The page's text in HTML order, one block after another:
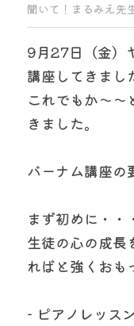
聞いて！まるみえ先
9月27日（金）
講座してきまし
これでもか〜〜
きました。
バーナム講座の
まず初めに・・
生徒の心の成長
ればと強くおも
- ピアノレッス